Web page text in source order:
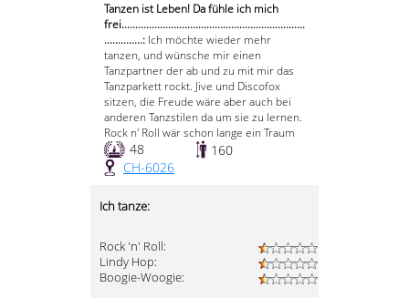
Tanzen ist Leben! Da fühle ich mich
frei...................................................................
..............: Ich möchte wieder mehr
tanzen, und wünsche mir einen
Tanzpartner der ab und zu mit mir das
Tanzparkett rockt. Jive und Discofox
sitzen, die Freude wäre aber auch bei
anderen Tanzstilen da um sie zu lernen.
Rock n' Roll wär schon lange ein Traum
48
160
CH-6026
Ich tanze:
Rock 'n' Roll:
Lindy Hop:
Boogie-Woogie: